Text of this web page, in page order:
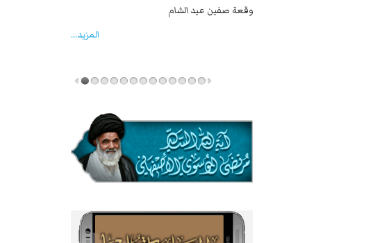
السبايا عند يزيد شهادة زيد بن علي بن الحسين